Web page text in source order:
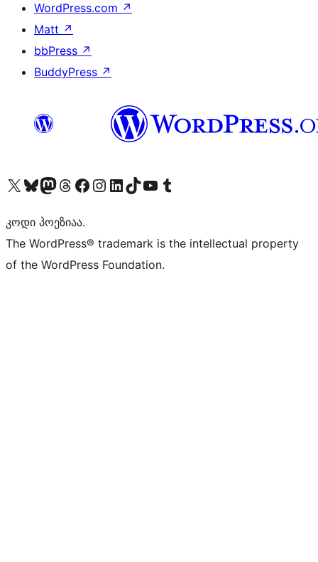
WordPress.com ↗
Matt ↗
bbPress ↗
BuddyPress ↗
Visit our X (formerly Twitter) account
Visit our Bluesky account
Visit our Mastodon account
Visit our Threads account
Visit our Facebook page
Visit our Instagram account
Visit our LinkedIn account
Visit our TikTok account
Visit our YouTube channel
Visit our Tumblr account
კოდი პოეზიაა.
The WordPress® trademark is the intellectual property
of the WordPress Foundation.